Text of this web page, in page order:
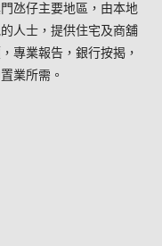
氹仔主要地區，由本地
人士，提供住宅及商舖
專業報告，銀行按揭，
業所需。